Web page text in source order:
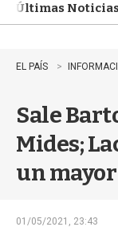
n
uÚltimas
EL PAÍS
Sale
Mides;
un
01/05/2021, 23:43